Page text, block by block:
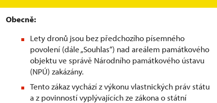
Obecně:
Lety dronů jsou bez předchozího písemného
povolení (dále „Souhlas“) nad areálem památkového
objektu ve správě Národního památkového ústavu
(NPÚ) zakázány.
Tento zákaz vychází z výkonu vlastnických práv státu
a z povinností vyplývajících ze zákona o státní